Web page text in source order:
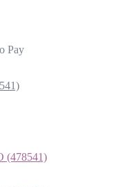
Pay
(478541)